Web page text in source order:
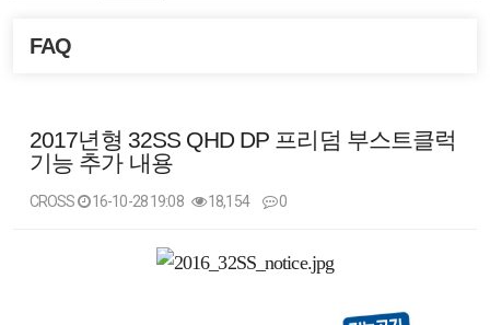
FAQ
2017년형 32SS QHD DP 프리덤 부스트클럭
기능 추가 내용
CROSS 16-10-28 19:08 18,154 0